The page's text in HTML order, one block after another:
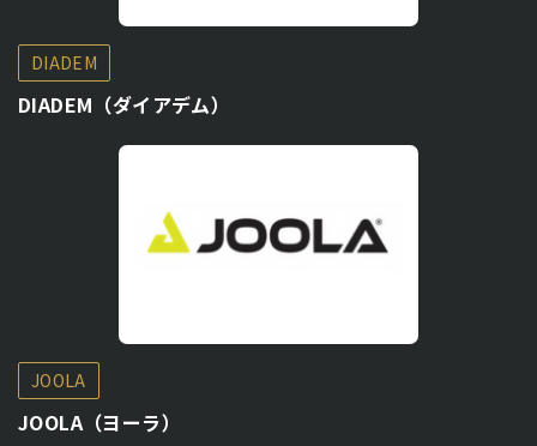
DIADEM
DIADEM（ダイアデム）
JOOLA
JOOLA（ヨーラ）